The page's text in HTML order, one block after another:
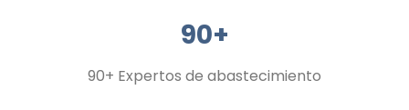
90+
90+ Expertos de abastecimiento